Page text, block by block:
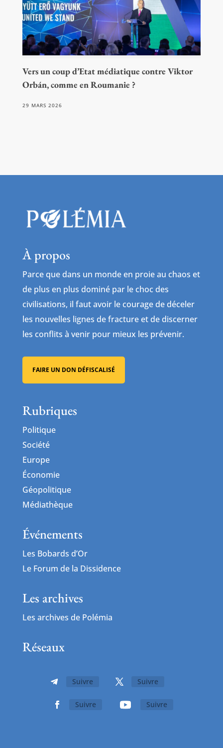
Vers un coup d’Etat médiatique contre Viktor
Orbán, comme en Roumanie ?
29 MARS 2026
À propos
Parce que dans un monde en proie au chaos et
de plus en plus dominé par le choc des
civilisations, il faut avoir le courage de déceler
les nouvelles lignes de fracture et de discerner
les conflits à venir pour mieux les prévenir.
FAIRE UN DON DÉFISCALISÉ
Rubriques
Politique
Société
Europe
Économie
Géopolitique
Médiathèque
Événements
Les Bobards d’Or
Le Forum de la Dissidence
Les archives
Les archives de Polémia
Réseaux
Suivre Suivre
Suivre Suivre